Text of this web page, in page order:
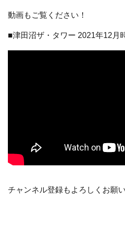
動画もご覧ください！
■津田沼ザ・タワー 2021年12月
チャンネル登録もよろしくお願